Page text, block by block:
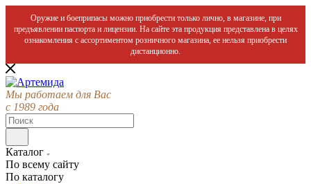
Оружие и боеприпасы можно приобрести только лично, в магазине, при
предъявлении паспорта и лицензии. На сайте эта продукция представлена в целях
ознакомления с ассортиментом розничного магазина, ее нельзя приобрести
дистанционно.
Мы работаем для Вас
с 1989 года
Каталог
По всему сайту
По каталогу